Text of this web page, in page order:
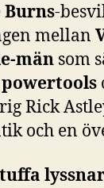
Burns-
mellan
män som
powertools
Rick
och en